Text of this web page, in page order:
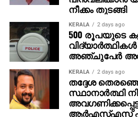
സഹായങ്ങള്‍,
പദ്ധതികള്‍, പരിസ്ഥിതി
തുടങ്ങി, നിരവധി മേഖലകളില്‍
നടത്തുന്ന പ്രവര്‍ത്തനങ്ങള്‍
ഉത്തരവാദിത്തത്തിന്റെ അതുല്യ
നിലകൊള്ളുന്നു.
ആത്മാര്‍ത്ഥ പ്രവര്‍ത്തനങ്ങള്‍ക്കുള്ള
ടാലന്റ് ബുക്ക് ഓഫ് റെക്കോര്‍ഡ്,
വേള്‍ഡ് റെക്കോര്‍ഡ്,
നീക്കം തുടങ്ങി
KERALA 2 days ago
500 രൂപയുടെ
വിദ്യാര്‍ത്ഥികള്‍
അഞ്ചുപേര്‍
KERALA 2 days ago
തദ്ദേശ
സ്ഥാനാര്‍ത്ഥി
ആര്‍എസ്എസ്